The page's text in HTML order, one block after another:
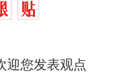
迎您发表观点